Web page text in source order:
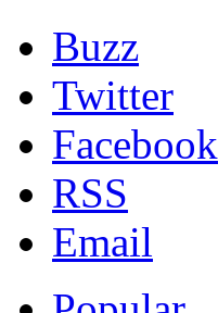
Buzz
Twitter
Facebook
RSS
Email